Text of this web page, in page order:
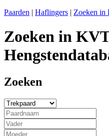
Paarden | Haflingers | Zoeken in
Zoeken in
Zoeken